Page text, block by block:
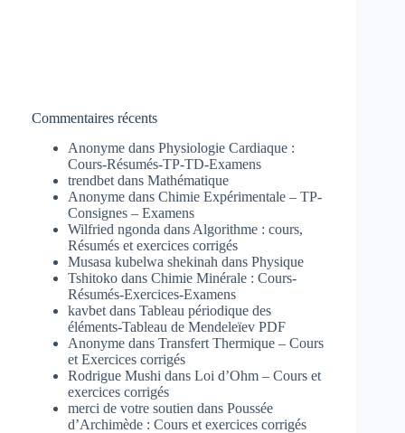
Commentaires récents
Anonyme dans Physiologie Cardiaque :
Cours-Résumés-TP-TD-Examens
trendbet dans Mathématique
Anonyme dans Chimie Expérimentale – TP-
Consignes – Examens
Wilfried ngonda dans Algorithme : cours,
Résumés et exercices corrigés
Musasa kubelwa shekinah dans Physique
Tshitoko dans Chimie Minérale : Cours-
Résumés-Exercices-Examens
kavbet dans Tableau périodique des
éléments-Tableau de Mendeleïev PDF
Anonyme dans Transfert Thermique – Cours
et Exercices corrigés
Rodrigue Mushi dans Loi d’Ohm – Cours et
exercices corrigés
merci de votre soutien dans Poussée
d’Archimède : Cours et exercices corrigés